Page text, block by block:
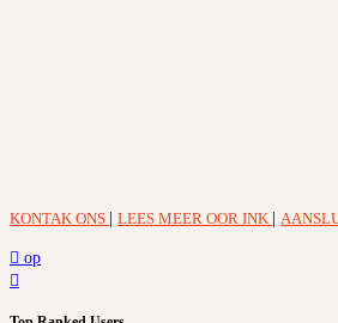
KONTAK ONS LEES MEER OOR INK
op